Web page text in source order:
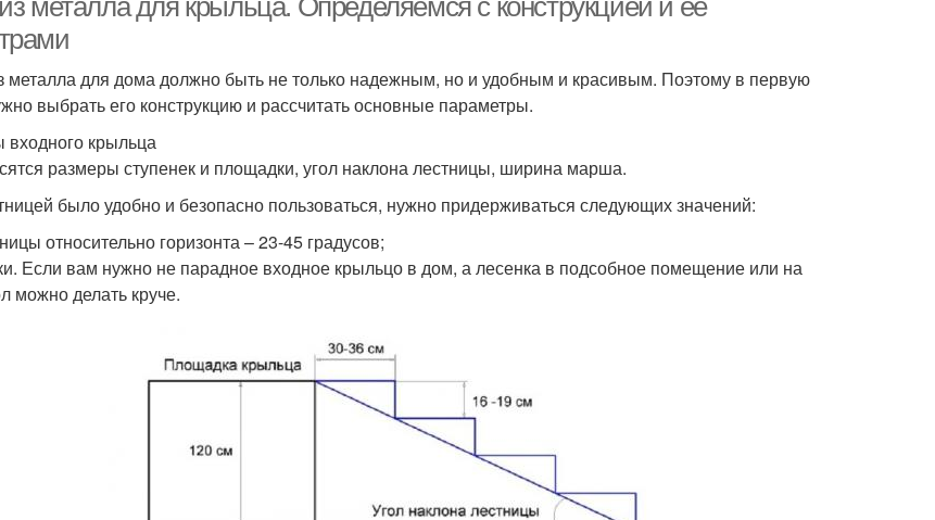
металла для дома должно быть не только надежным, но и удобным и красивым. Поэтому в первую
выбрать его конструкцию и рассчитать основные параметры.
крыльца
размеры ступенек и площадки, угол наклона лестницы, ширина марша.
было удобно и безопасно пользоваться, нужно придерживаться следующих значений:
относительно горизонта – 23-45 градусов;
Если вам нужно не парадное входное крыльцо в дом, а лесенка в подсобное помещение или на
можно делать круче.